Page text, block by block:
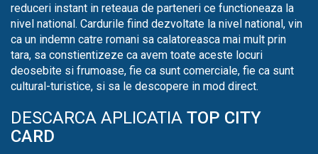
reduceri instant in reteaua de parteneri ce functioneaza la
nivel national. Cardurile fiind dezvoltate la nivel national, vin
ca un indemn catre romani sa calatoreasca mai mult prin
tara, sa constientizeze ca avem toate aceste locuri
deosebite si frumoase, fie ca sunt comerciale, fie ca sunt
cultural-turistice, si sa le descopere in mod direct.
DESCARCA APLICATIA TOP CITY
CARD